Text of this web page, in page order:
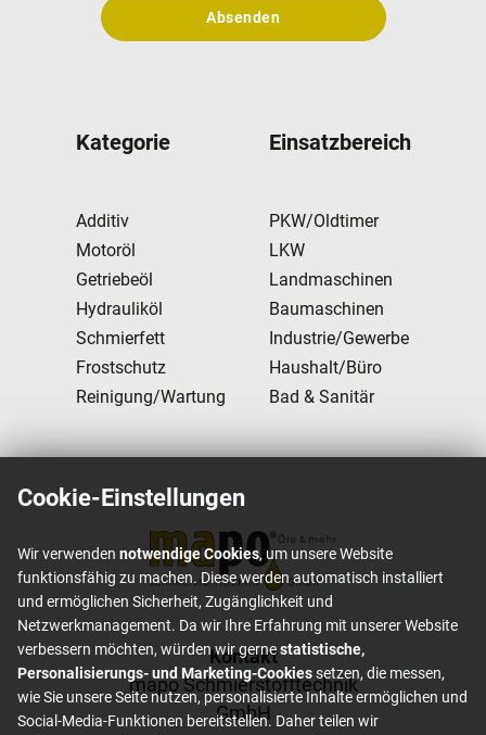
Kategorie
Additiv
Motoröl
Getriebeöl
Hydrauliköl
Schmierfett
Frostschutz
Reinigung/Wartung
Einsatzbereich
PKW/Oldtimer
LKW
Landmaschinen
Baumaschinen
Industrie/Gewerbe
Haushalt/Büro
Bad & Sanitär
Absenden
Footer content
Kontakt
mapo Schmierstofftechnik
GmbH
Cookie-Einstellungen
Wir verwenden notwendige Cookies, um unsere Website
funktionsfähig zu machen. Diese werden automatisch installiert
und ermöglichen Sicherheit, Zugänglichkeit und
Netzwerkmanagement. Da wir Ihre Erfahrung mit unserer Website
verbessern möchten, würden wir gernestatistische,
Personalisierungs- und Marketing-Cookiessetzen, die messen,
wie Sie unsere Seite nutzen, personalisierte Inhalte ermöglichen und
Social-Media-Funktionen bereitstellen. Daher teilen wir